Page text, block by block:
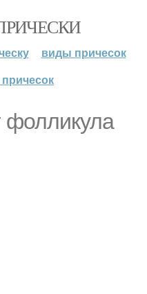
виды причесок
фолликула